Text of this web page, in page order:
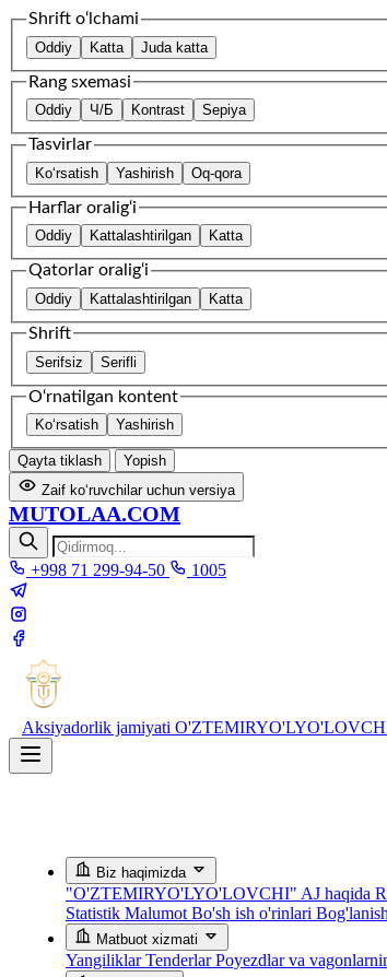
Shrift o‘lchami
Oddiy Katta Juda katta
Rang sxemasi
Oddiy Ч/Б Kontrast Sepiya
Tasvirlar
Ko‘rsatish Yashirish Oq-qora
Harflar oralig‘i
Oddiy Kattalashtirilgan Katta
Qatorlar oralig‘i
Oddiy Kattalashtirilgan Katta
Shrift
Serifsiz Serifli
O‘rnatilgan kontent
Ko‘rsatish Yashirish
Qayta tiklash
Yopish
Zaif ko‘ruvchilar uchun versiya
MUTOLAA.COM
+998 71 299-94-50 1005
Aksiyadorlik jamiyati
Biz haqimizda
"O'ZTEMIRYO'LYO'LOVCHI" AJ haqida
Statistik Malumot Bo'sh ish o'rinlari Bog'lanish
Matbuot xizmati
YangiliklarTenderlarPoyezdlar va